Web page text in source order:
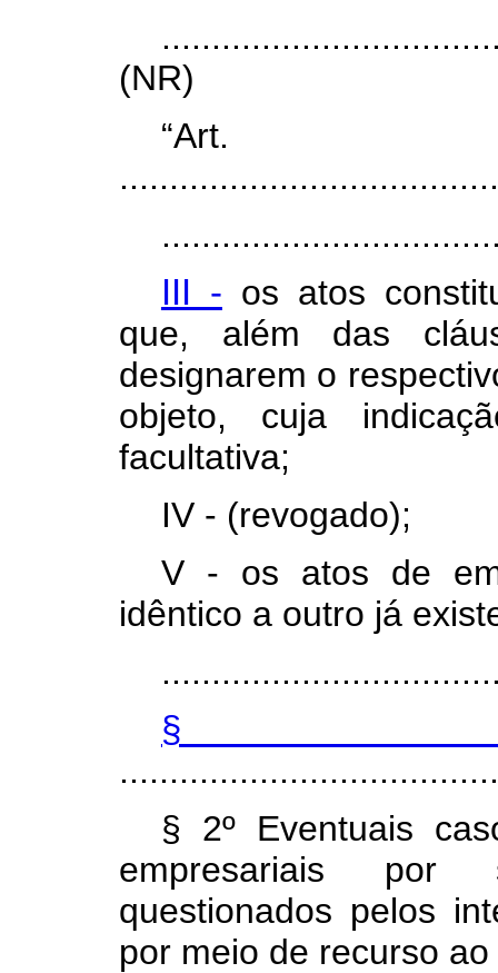
(NR)
III - os atos
que, além das
designarem o
objeto, cuja
facultativa;
IV - (revogado);
V - os atos de
idêntico a outro já
§
§ 2º Eventuais
empresariais por
questionados pelos
por meio de recurso ao